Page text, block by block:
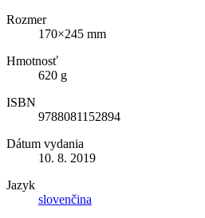
Rozmer
170×245 mm
Hmotnosť
620 g
ISBN
9788081152894
Dátum vydania
10. 8. 2019
Jazyk
slovenčina